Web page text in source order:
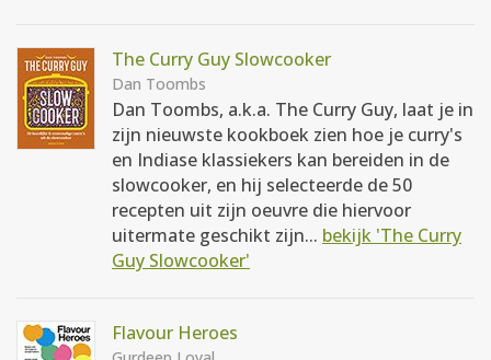
The Curry Guy Slowcooker
Dan Toombs
Dan Toombs, a.k.a. The Curry Guy, laat je in
zijn nieuwste kookboek zien hoe je curry's
en Indiase klassiekers kan bereiden in de
slowcooker, en hij selecteerde de 50
recepten uit zijn oeuvre die hiervoor
uitermate geschikt zijn... bekijk 'The Curry
Guy Slowcooker'
Flavour Heroes